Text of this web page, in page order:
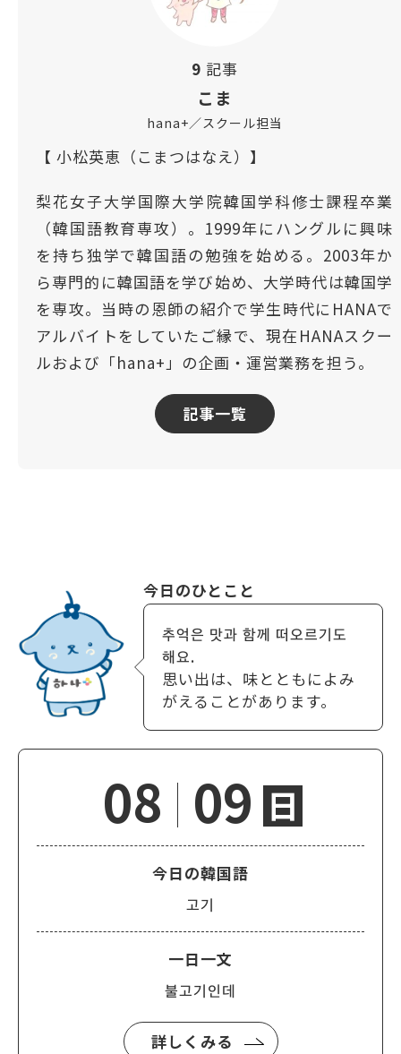
9 記事
こま
hana+／スクール担当
【 小松英恵（こまつはなえ）】
梨花女子大学国際大学院韓国学科修士課程卒業
（韓国語教育専攻）。1999年にハングルに興味
を持ち独学で韓国語の勉強を始める。2003年か
ら専門的に韓国語を学び始め、大学時代は韓国学
を専攻。当時の恩師の紹介で学生時代にHANAで
アルバイトをしていたご縁で、現在HANAスクー
ルおよび「hana+」の企画・運営業務を担う。
記事一覧
今日のひとこと
추억은 맛과 함께 떠오르기도
해요.
思い出は、味とともによみ
がえることがあります。
08 09 日
今日の韓国語
고기
一日一文
불고기인데
詳しくみる